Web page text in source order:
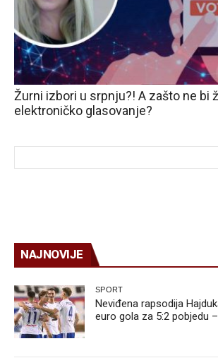
Žurni izbori u srpnju?! A zašto ne bi
elektroničko glasovanje?
NAJNOVIJE
SPORT
Neviđena rapsodija
euro gola za 5:2 pobjedu